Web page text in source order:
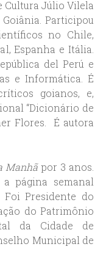
Cultura Júlio Vilela
Participou
no Chile,
Espanha e Itália.
del Perú e
e Informática. É
goianos, e,
“Dicionário de
Flores. É autora
Manhãpor 3 anos.
página semanal
Presidente do
do Patrimônio
da Cidade de
Municipal de